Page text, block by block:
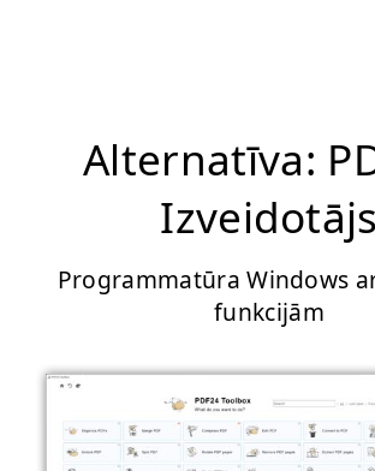
Alternatīva:
Izveidotājs
Programmatūra Windows
funkcijām